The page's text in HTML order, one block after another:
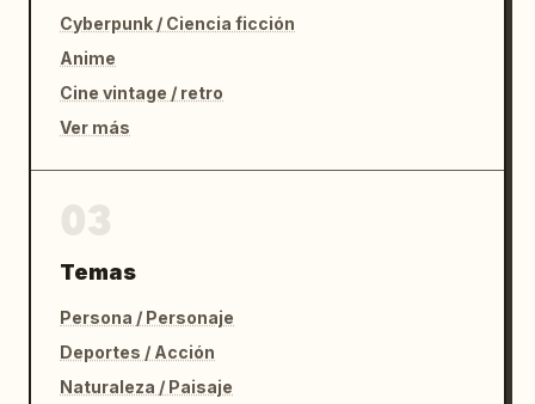
Cyberpunk / Ciencia ficción
Anime
Cine vintage / retro
Ver más
Temas
Persona / Personaje
Deportes / Acción
Naturaleza / Paisaje